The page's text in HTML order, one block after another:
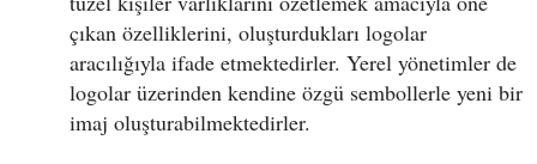
çıkan özelliklerini, oluşturdukları logolar
aracılığıyla ifade etmektedirler. Yerel yönetimler de
logolar üzerinden kendine özgü sembollerle yeni bir
imaj oluşturabilmektedirler.